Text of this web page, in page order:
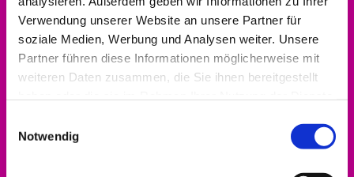
Verwendung unserer Website an unsere Partner für
soziale Medien, Werbung und Analysen weiter. Unsere
Partner führen diese Informationen möglicherweise mit
weiteren Daten zusammen, die Sie ihnen bereitgestellt
Notwendig
0561 937821-440
dekanat.hofgeismar-wolfhagen@ekkw.de